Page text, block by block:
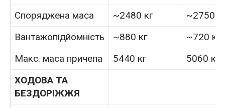
Споряджена маса ~2480 кг
~2750
Вантажопідйомність
~880 кг
~720 кг
Макс. маса причепа
5440 кг
5060 кг
ХОДОВА ТА
БЕЗДОРІЖЖЯ